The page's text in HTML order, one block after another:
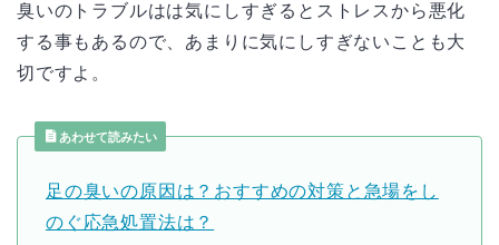
臭いのトラブルはは気にしすぎるとストレスから悪化
する事もあるので、あまりに気にしすぎないことも大
切ですよ。
あわせて読みたい
足の臭いの原因は？おすすめの対策と急場をし
のぐ応急処置法は？